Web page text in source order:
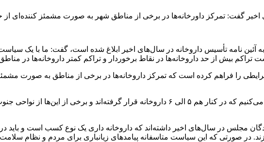
اخیر گفت: تمرکز داورخانه‌ها در برخی از مناطق شهر به صورت مشمئز
آئین نامه تأسیس داروخانه در سال‌های اخیر ابلاغ شده است، گفت: ما با یک
بیش از حد داروخانه‌ها در نقاط برخوردار و تراکم کمتر داروخانه‌ها در
را فراهم کرده است که تمرکز داروخانه‌ها در برخی از مناطق به صورت
رئیس انجمن داروسازان تهران تصریح کرد: گاهی در مناطق شمالی شهر مشاهده می‌کنیم که در کنار هم ۵ الی ۶
مجلس در سال‌های اخیر داشته‌اند که داروخانه داری یک نوع کسب است و باید
در صورتی که این سیاست متاسفانه پیامدهای زیانباری برای مردم و نظام